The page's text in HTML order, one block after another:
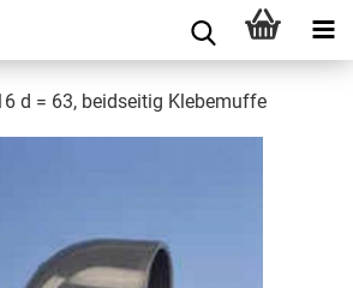
d = 63, beid­sei­tig Kle­be­muf­fe